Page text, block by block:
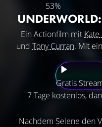
53%
Ein Actionfilm mit
und Tony Curran. Mit
Gratis
7 Tage kostenlos,
Nachdem Selene den